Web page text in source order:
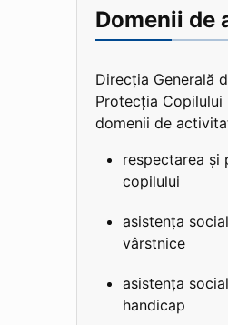
Protecția
CopiluluiDomenii de
Direcția Generală
Protecția Copilului
domenii de
respectarea și
copilului
asistența
vârstnice
asistența
handicap